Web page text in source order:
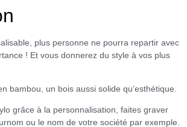
plus personne ne pourra repartir avec
! Et vous donnerez du style à vos plus
bambou, un bois aussi solide qu’esthétique.
grâce à la personnalisation, faites graver
ou le nom de votre société par exemple.